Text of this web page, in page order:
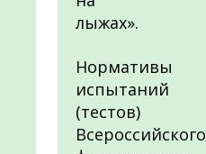
лыжах».
Нормативы
испытаний
(тестов)
Всероссийского